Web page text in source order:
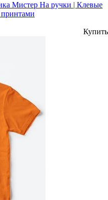
Мистер На ручки | Клевые
Купить